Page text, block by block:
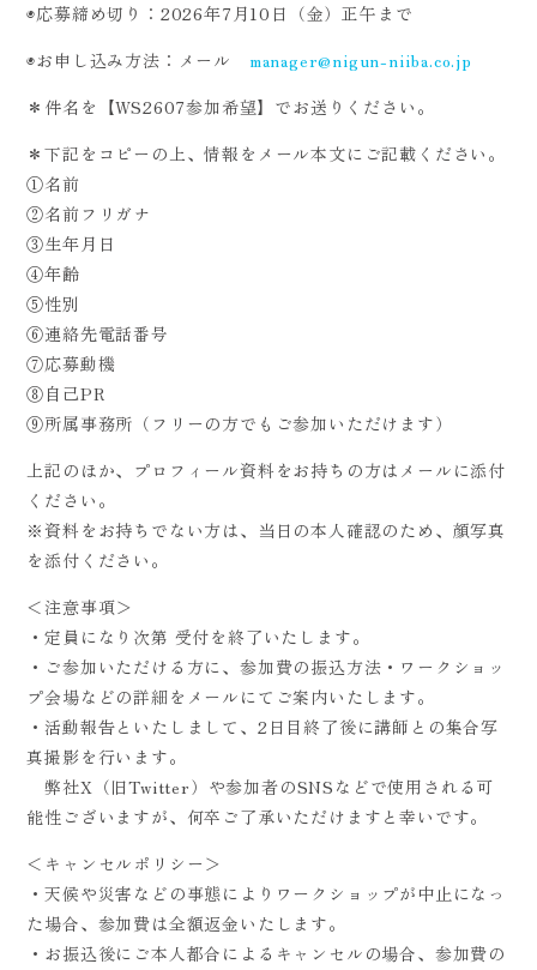
◉応募締め切り：2026年7月10日（金）正午まで
◉お申し込み方法：メール manager@nigun-niiba.co.jp
＊件名を【WS2607参加希望】でお送りください。
＊下記をコピーの上、情報をメール本文にご記載ください。
①名前
②名前フリガナ
③生年月日
④年齢
⑤性別
⑥連絡先電話番号
⑦応募動機
⑧自己PR
⑨所属事務所（フリーの方でもご参加いただけます）
上記のほか、プロフィール資料をお持ちの方はメールに添付
ください。
※資料をお持ちでない方は、当日の本人確認のため、顔写真
を添付ください。
＜注意事項＞
・定員になり次第 受付を終了いたします。
・ご参加いただける方に、参加費の振込方法・ワークショッ
プ会場などの詳細をメールにてご案内いたします。
・活動報告といたしまして、2日目終了後に講師との集合写
真撮影を行います。
弊社X（旧Twitter）や参加者のSNSなどで使用される可
能性ございますが、何卒ご了承いただけますと幸いです。
＜キャンセルポリシー＞
・天候や災害などの事態によりワークショップが中止になっ
た場合、参加費は全額返金いたします。
・お振込後にご本人都合によるキャンセルの場合、参加費の